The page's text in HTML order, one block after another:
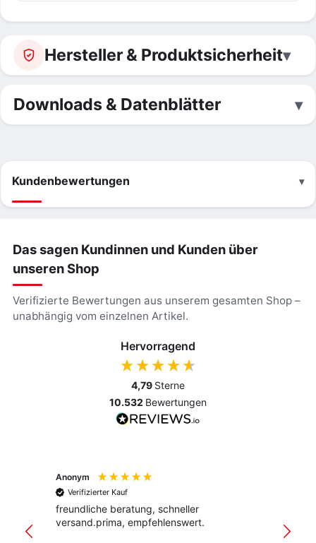
Hersteller & Produktsicherheit
Downloads & Datenblätter
Kundenbewertungen
Das sagen Kundinnen und Kunden über
unseren Shop
Verifizierte Bewertungen aus unserem gesamten Shop –
unabhängig vom einzelnen Artikel.
Hervorragend
4,79 Sterne
10.532 Bewertungen
Anonym
Verifizierter Kauf
freundliche beratung, schneller
versand.prima, empfehlenswert.
klar